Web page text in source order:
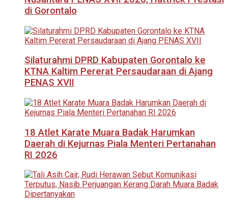
di Gorontalo
Silaturahmi DPRD Kabupaten Gorontalo ke
KTNA Kaltim Pererat Persaudaraan di Ajang
PENAS XVII
18 Atlet Karate Muara Badak Harumkan
Daerah di Kejurnas Piala Menteri Pertanahan
RI 2026